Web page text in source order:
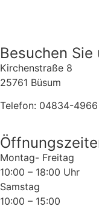
Besuchen Sie
Kirchenstraße 8
25761 Büsum
Telefon: 04834-4966
Montag- Freitag
10:00 – 18:00 Uhr
Samstag
10:00 – 15:00